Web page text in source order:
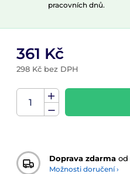
pracovních dnů.
361 Kč
298 Kč bez DPH
Doprava zdarma od
Možnosti doručení ›